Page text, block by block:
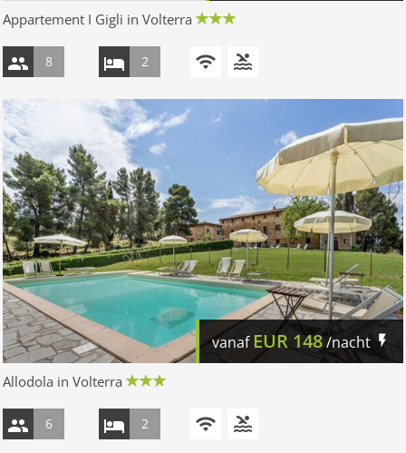
Appartement I Gigli in Volterra
8 2
vanaf EUR 148/nacht
Allodola in Volterra
6 2